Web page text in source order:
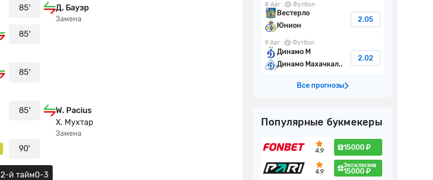
85' Д. Бауэр
Замена
85'
85'
85'
W. Pacius
Х. Мухтар
Замена
90'
2-й тайм0-3
8 Авг Футбол
Вестерло
Юнион
2.05
9 Авг Футбол
Динамо М
Динамо Махачкал..
2.02
Все прогнозы
Популярные букмекеры
4.9 15000 ₽
4.9
Эксклюзив
15000 ₽